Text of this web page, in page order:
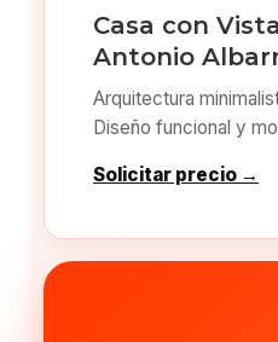
Casa con
Antonio
Arquitectura
Diseño funcional y
Solicitar precio →